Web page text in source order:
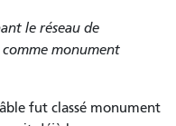
le réseau de
comme monument
fut classé monument